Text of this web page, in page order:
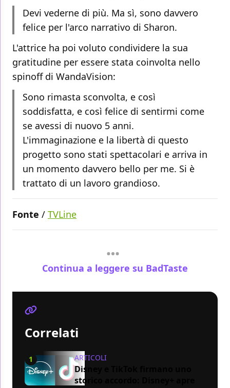
Devi vederne di più. Ma sì, sono davvero
felice per l'arco narrativo di Sharon.
L'attrice ha poi voluto condividere la sua
gratitudine per essere stata coinvolta nello
spinoff di WandaVision:
Sono rimasta sconvolta, e così
soddisfatta, e così felice di sentirmi come
se avessi di nuovo 5 anni.
L'immaginazione e la libertà di questo
progetto sono stati spettacolari e arriva in
un momento davvero bello per me. Si è
trattato di un lavoro grandioso.
Fonte / TVLine
Continua a leggere su BadTaste
Correlati
1 ARTICOLI
Disney e TikTok firmano uno
storico accordo: Disney+ apre